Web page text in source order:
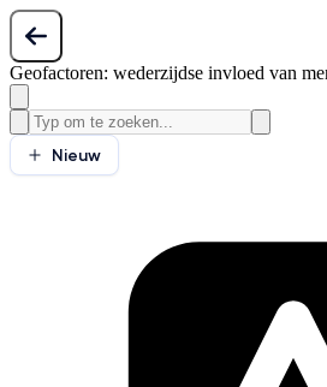
Geofactoren: wederzijdse invloed van
Nieuw